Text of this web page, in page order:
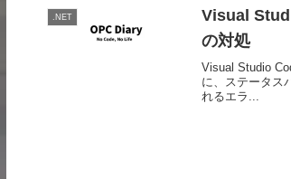
.NET
Visual
の対処
Visual Studio
に、ステータス
れるエラ...